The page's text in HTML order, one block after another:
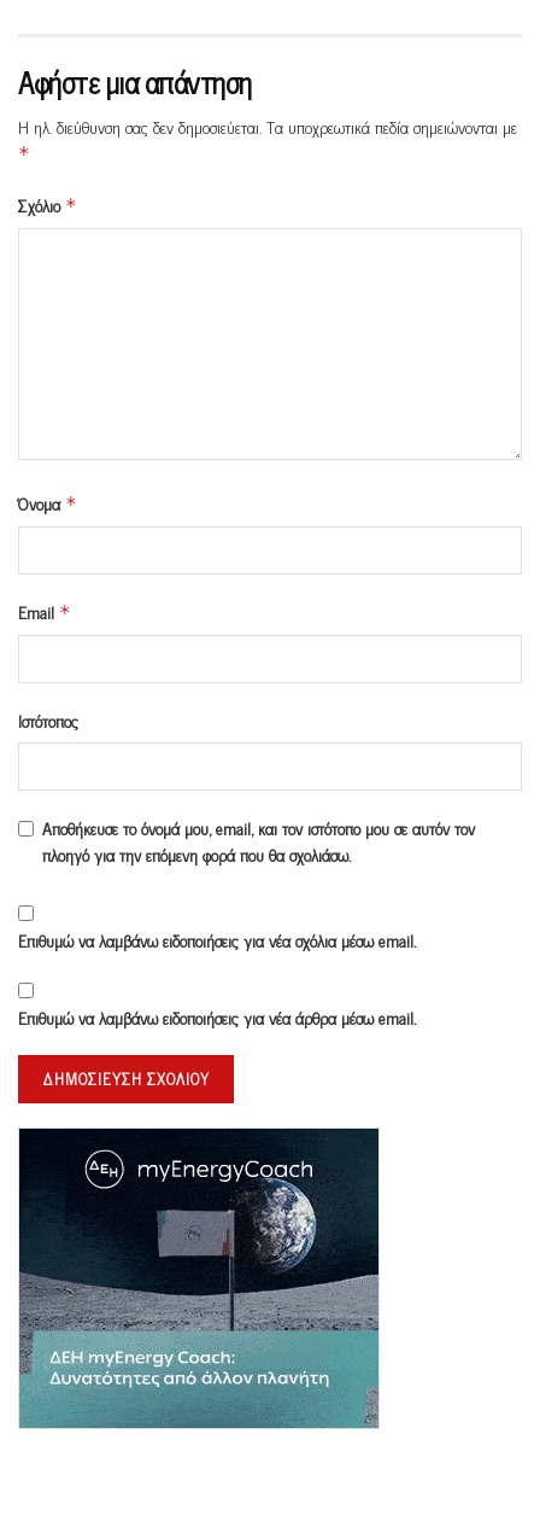
Αφήστε μια απάντηση
Η ηλ. διεύθυνση σας δεν δημοσιεύεται.Τα υποχρεωτικά πεδία σημειώνονται με
*
Σχόλιο *
Όνομα *
Email *
Ιστότοπος
Αποθήκευσε το όνομά μου, email, και τον ιστότοπο μου σε αυτόν τον
πλοηγό για την επόμενη φορά που θα σχολιάσω.
Επιθυμώ να λαμβάνω ειδοποιήσεις για νέα σχόλια μέσω email.
Επιθυμώ να λαμβάνω ειδοποιήσεις για νέα άρθρα μέσω email.